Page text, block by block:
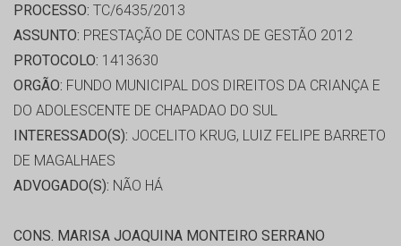
PROCESSO: TC/6435/2013
ASSUNTO: PRESTAÇÃO DE CONTAS DE GESTÃO 2012
PROTOCOLO: 1413630
ORGÃO: FUNDO MUNICIPAL DOS DIREITOS DA CRIANÇA E
DO ADOLESCENTE DE CHAPADAO DO SUL
INTERESSADO(S): JOCELITO KRUG, LUIZ FELIPE BARRETO
DE MAGALHAES
ADVOGADO(S): NÃO HÁ
CONS. MARISA JOAQUINA MONTEIRO SERRANO